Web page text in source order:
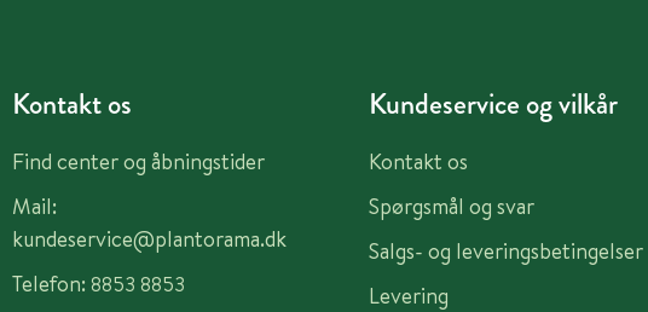
Kontakt os
Find center og åbningstider
Mail:
kundeservice@plantorama.dk
Telefon: 8853 8853
Kundeservice og vilkår
Kontakt os
Spørgsmål og svar
Salgs- og leveringsbetingelser
Levering